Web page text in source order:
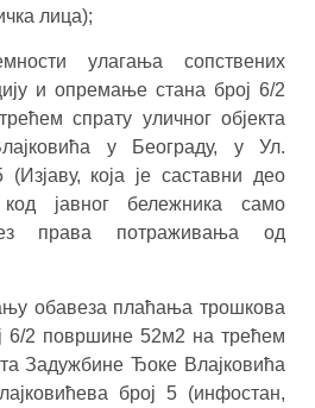
лица);
улагања сопствених
и опремање стана број 6/2
спрату уличног објекта
у Београду, у Ул.
(Изјаву, која је саставни део
јавног бележника само
права потраживања од
обавеза плаћања трошкова
6/2 површине 52м2 на трећем
Задужбине Ђоке Влајковића
број 5 (инфостан,